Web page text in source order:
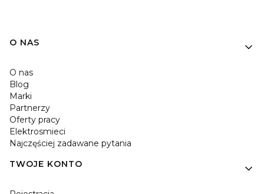
O NAS
O nas
Blog
Marki
Partnerzy
Oferty pracy
Elektrosmieci
Najczęściej zadawane pytania
TWOJE KONTO